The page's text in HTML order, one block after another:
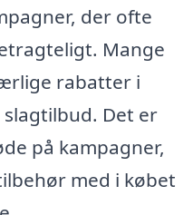
der ofte
Mange
rabatter i
Det er
på kampagner,
med i købet